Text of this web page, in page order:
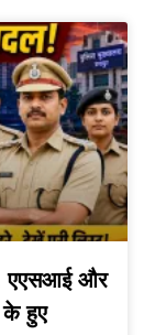
एएसआई और
के हुए